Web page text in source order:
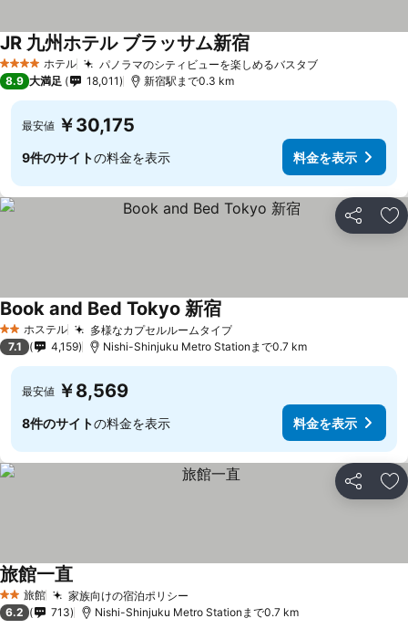
4 ホテルのランク
ホテル パノラマのシティビューを楽しめるバスタブ料金を表示
JR 九州ホテル ブラッサム新宿
8.9 大満足 18,011 新宿駅まで0.3 km
最安値 ￥30,175
9件のサイトの料金を表示 料金を表示
シェア お
2 ホテルのランク
ホステル 多様なカプセルルームタイプ料金を表示
Book and Bed Tokyo 新宿
7.1 4,159 Nishi-Shinjuku Metro Stationまで0.7 km
最安値 ￥8,569
8件のサイトの料金を表示 料金を表示
シェア お
2 ホテルのランク
旅館 家族向けの宿泊ポリシー
旅館一直料金を表示
6.2 713 Nishi-Shinjuku Metro Stationまで0.7 km